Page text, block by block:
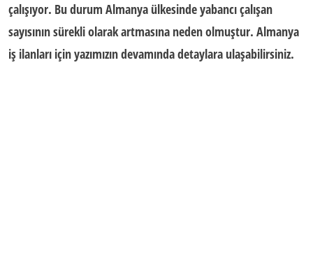
çalışıyor. Bu durum Almanya ülkesinde yabancı çalışan
sayısının sürekli olarak artmasına neden olmuştur. Almanya
iş ilanları için yazımızın devamında detaylara ulaşabilirsiniz.